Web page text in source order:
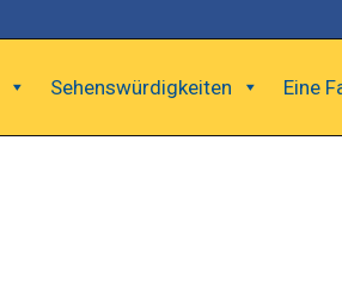
Sehenswürdigkeiten Eine